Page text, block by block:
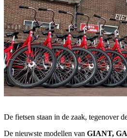
De fietsen staan in de zaak, tegenover
De nieuwste modellen van GIANT,